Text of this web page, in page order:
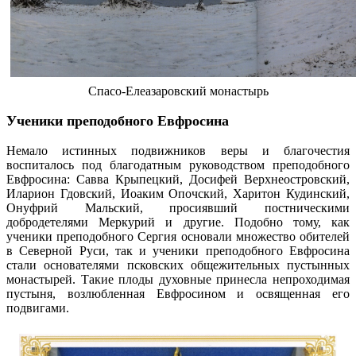
Спасо-Елеазаровский монастырь
Ученики преподобного Евфросина
Немало истинных подвижников веры и благочестия
воспиталось под благодатным руководством преподобного
Евфросина: Савва Крыпецкий, Досифей Верхнеостровский,
Иларион Гдовский, Иоаким Опочский, Харитон Кудинский,
Онуфрий Мальский, просиявший постническими
добродетелями Меркурий и другие. Подобно тому, как
ученики преподобного Сергия основали множество обителей
в Северной Руси, так и ученики преподобного Евфросина
стали основателями псковских общежительных пустынных
монастырей. Такие плоды духовные принесла непроходимая
пустыня, возлюбленная Евфросином и освященная его
подвигами.